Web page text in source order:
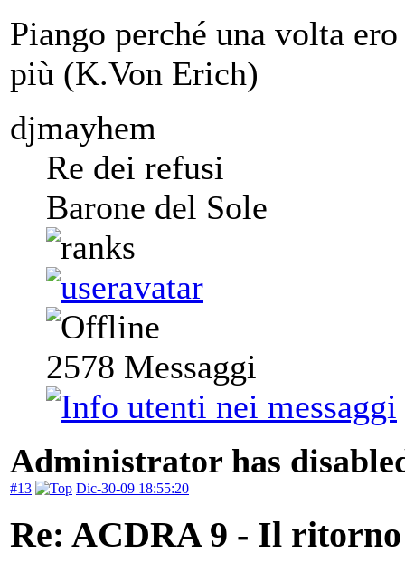
Piango perché una volta
più (K.Von Erich)
djmayhem
Re dei refusi
Barone del Sole
2578 Messaggi
Administrator has
#13 Dic-30-09 18:55:20
Re: ACDRA 9 - Il